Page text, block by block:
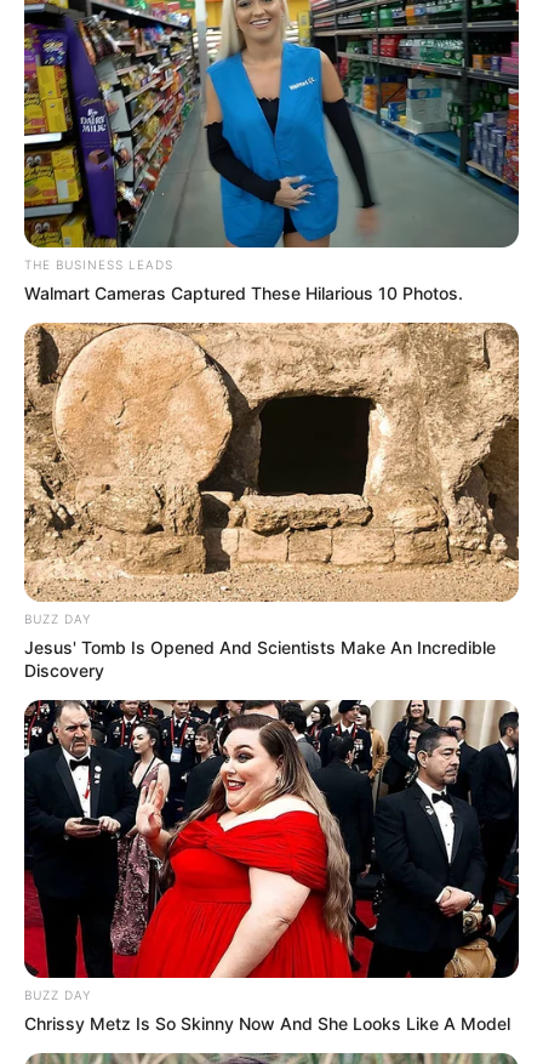
THE BUSINESS LEADS
Walmart Cameras Captured These Hilarious 10 Photos.
BUZZ DAY
Jesus' Tomb Is Opened And Scientists Make An Incredible
Discovery
BUZZ DAY
Chrissy Metz Is So Skinny Now And She Looks Like A Model